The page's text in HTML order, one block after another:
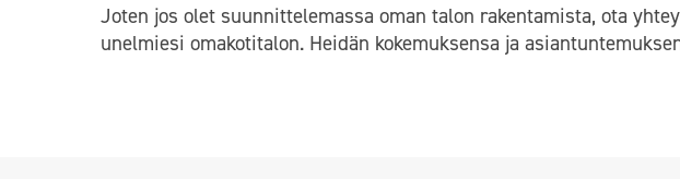
Joten jos olet suunnittelemassa oman talon rakentamista, ota
unelmiesi omakotitalon. Heidän kokemuksensa ja